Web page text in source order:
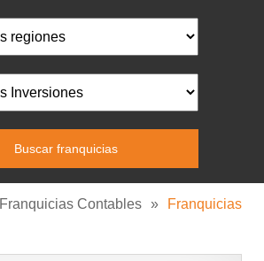
Franquicias Contables »
Franquicias